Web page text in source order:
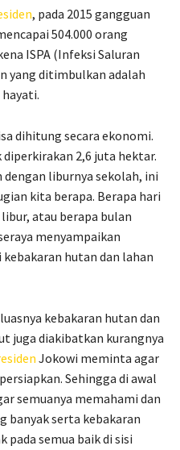
, pada 2015 gangguan
504.000 orang
ISPA (Infeksi Saluran
yang ditimbulkan adalah
dihitung secara ekonomi.
diperkirakan 2,6 juta hektar.
liburnya sekolah, ini
kita berapa. Berapa hari
atau berapa bulan
menyampaikan
kebakaran hutan dan lahan
kebakaran hutan dan
juga diakibatkan kurangnya
Jokowi meminta agar
Sehingga di awal
semuanya memahami dan
banyak serta kebakaran
pada semua baik di sisi